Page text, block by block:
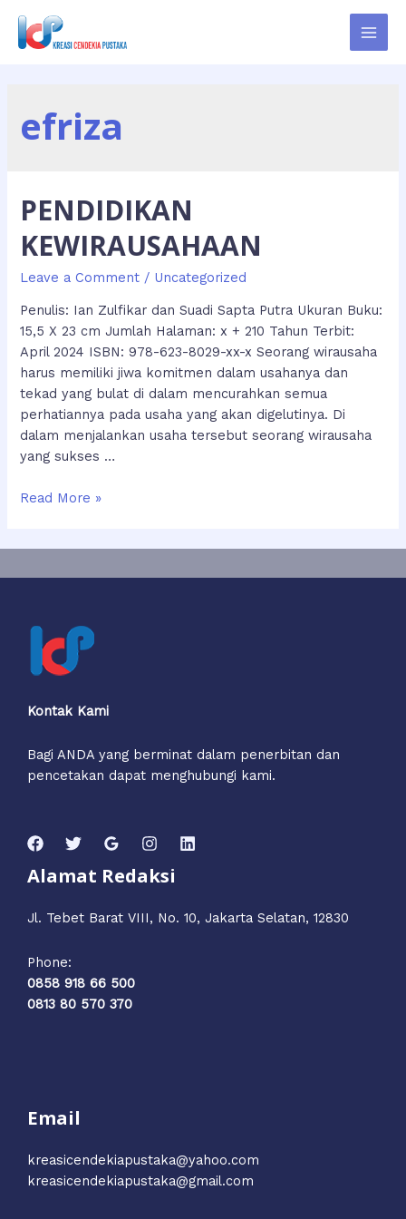
content
efriza
PENDIDIKAN
KEWIRAUSAHAAN
Leave a Comment / Uncategorized
Penulis: Ian Zulfikar dan Suadi Sapta Putra Ukuran Buku:
15,5 X 23 cm Jumlah Halaman: x + 210 Tahun Terbit:
April 2024 ISBN: 978-623-8029-xx-x Seorang wirausaha
harus memiliki jiwa komitmen dalam usahanya dan
tekad yang bulat di dalam mencurahkan semua
perhatiannya pada usaha yang akan digelutinya. Di
dalam menjalankan usaha tersebut seorang wirausaha
yang sukses …
PENDIDIKAN
Read More »
Kontak Kami
Bagi ANDA yang berminat dalam penerbitan dan
pencetakan dapat menghubungi kami.
Alamat Redaksi
Jl. Tebet Barat VIII, No. 10, Jakarta Selatan, 12830
Phone:
0858 918 66 500
0813 80 570 370
Email
kreasicendekiapustaka@yahoo.com
kreasicendekiapustaka@gmail.com